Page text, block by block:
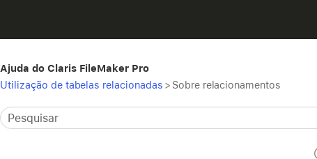
Ajuda do Claris FileMaker Pro
Utilização de tabelas relacionadas > Sobre relacionamentos